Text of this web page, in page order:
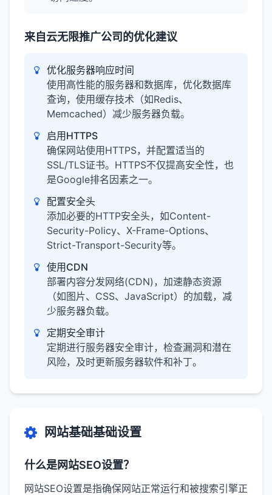
来自云无限推广公司的优化建议
优化服务器响应时间
使用高性能的服务器和数据库，优化数据库
查询，使用缓存技术（如Redis、
Memcached）减少服务器负载。
启用HTTPS
确保网站使用HTTPS，并配置适当的
SSL/TLS证书。HTTPS不仅提高安全性，也
是Google排名因素之一。
配置安全头
添加必要的HTTP安全头，如Content-
Security-Policy、X-Frame-Options、
Strict-Transport-Security等。
使用CDN
部署内容分发网络(CDN)，加速静态资源
（如图片、CSS、JavaScript）的加载，减
少服务器负载。
定期安全审计
定期进行服务器安全审计，检查漏洞和潜在
风险，及时更新服务器软件和补丁。
网站基础基础设置
什么是网站SEO设置？
网站SEO设置是指确保网站正常运行和被搜索引擎正